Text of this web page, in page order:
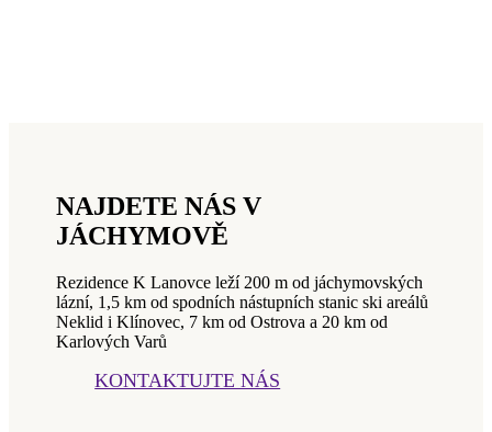
NAJDETE NÁS V
JÁCHYMOVĚ
Rezidence K Lanovce leží 200 m od jáchymovských
lázní, 1,5 km od spodních nástupních stanic ski areálů
Neklid i Klínovec, 7 km od Ostrova a 20 km od
Karlových Varů
KONTAKTUJTE NÁS